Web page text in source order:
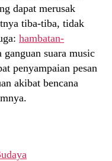
dapat merusak
tiba-tiba, tidak
hambatan-
suara music
penyampaian pesan
akibat bencana